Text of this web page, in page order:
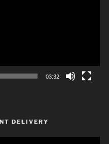
03:32
DELIVERY